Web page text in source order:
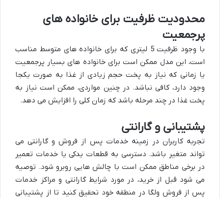
محدودیت ظرفیت برای خانواده های
پرجمعیت
با وجود ظرفیت 5 لیتری که برای خانواده های متوسط مناسب
است، این مدل ممکن است برای خانواده های بسیار پرجمعیت
یا زمانی که نیاز به پخت حجم زیادی از غذا به صورت یکجا
وجود دارد، کافی نباشد. در چنین مواردی، ممکن است نیاز به
پخت غذا در چند مرحله باشد که زمان کلی را افزایش می دهد.
پشتیبانی و گارانتی
تجربه کاربران در زمینه خدمات پس از فروش و گارانتی می
تواند متغیر باشد. دسترسی به قطعات یدکی یا خدمات تعمیر
در برخی مناطق ممکن است با چالش هایی روبرو شود. توصیه
می شود قبل از خرید، در مورد شرایط گارانتی و مراکز خدمات
پس از فروش ولگا در منطقه خود تحقیق کنید تا از پشتیبانی